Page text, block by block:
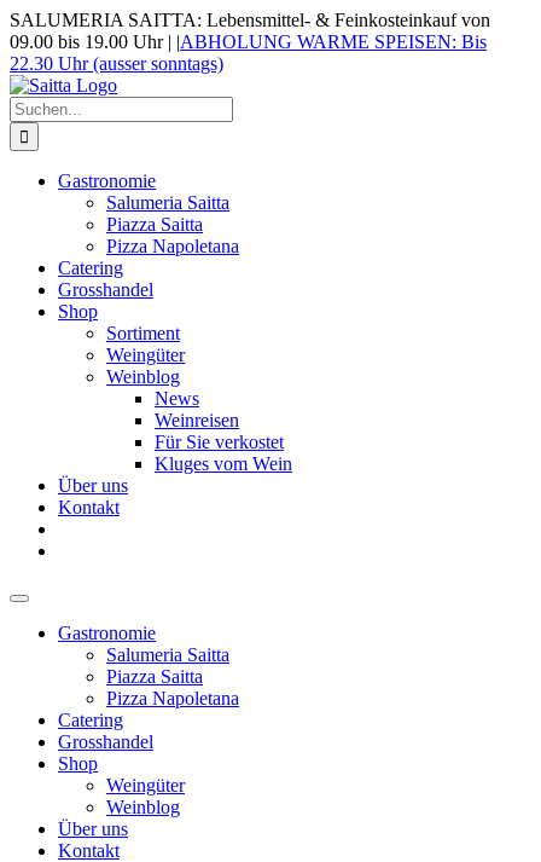
Zum
Inhalt
springen
SALUMERIA SAITTA: Lebensmittel- & Feinkosteinkauf von
09.00 bis 19.00 Uhr | |ABHOLUNG WARME SPEISEN: Bis
22.30 Uhr (ausser sonntags)
Suche
nach:
Gastronomie
Salumeria Saitta
Piazza Saitta
Pizza Napoletana
Catering
Grosshandel
Shop
Sortiment
Weingüter
Weinblog
News
Weinreisen
Für Sie verkostet
Kluges vom Wein
Über uns
Kontakt
Gastronomie
Salumeria Saitta
Piazza Saitta
Pizza Napoletana
Catering
Grosshandel
Shop
Weingüter
Weinblog
Über uns
Kontakt